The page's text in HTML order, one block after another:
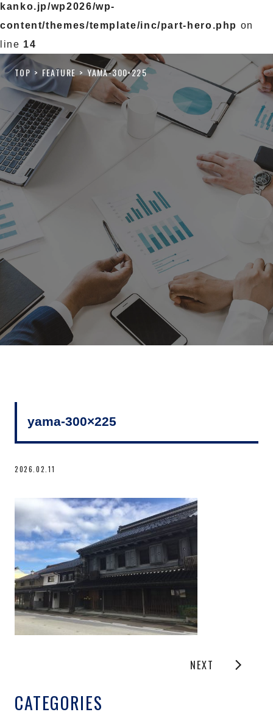
kanko.jp/wp2026/wp-
content/themes/template/inc/part-hero.php on
line 14
TOP FEATURE YAMA-300×225
yama-300×225
2026.02.11
NEXT
CATEGORIES